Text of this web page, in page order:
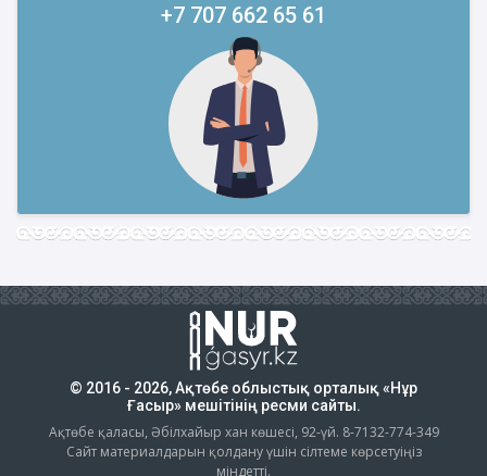
+7 707 662 65 61
© 2016 - 2026, Ақтөбе облыстық орталық «Нұр
Ғасыр» мешітінің ресми сайты.
Ақтөбе қаласы, Әбілхайыр хан көшесі, 92-үй. 8-7132-774-349
Сайт материалдарын қолдану үшін сілтеме көрсетуіңіз
міндетті.